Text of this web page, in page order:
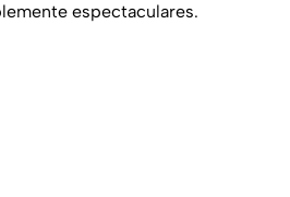
espectaculares.